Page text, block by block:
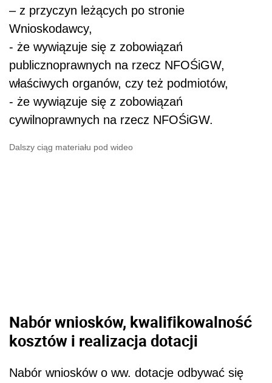
– z przyczyn leżących po stronie
Wnioskodawcy,
- że wywiązuje się z zobowiązań
publicznoprawnych na rzecz NFOŚiGW,
właściwych organów, czy też podmiotów,
- że wywiązuje się z zobowiązań
cywilnoprawnych na rzecz NFOŚiGW.
Dalszy ciąg materiału pod wideo
Nabór wniosków, kwalifikowalność
kosztów i realizacja dotacji
Nabór wniosków o ww. dotacje odbywać się